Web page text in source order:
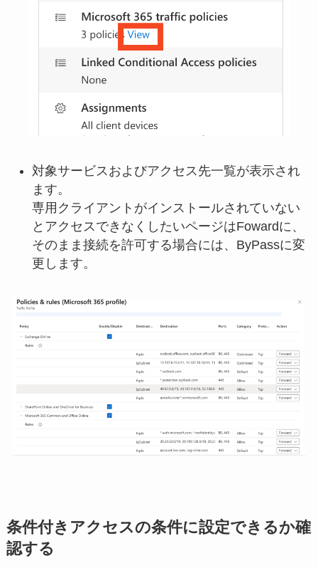
対象サービスおよびアクセス先一覧が表示され
ます。
専用クライアントがインストールされていない
とアクセスできなくしたいページはFowardに、
そのまま接続を許可する場合には、ByPassに変
更します。
条件付きアクセスの条件に設定できるか確
認する